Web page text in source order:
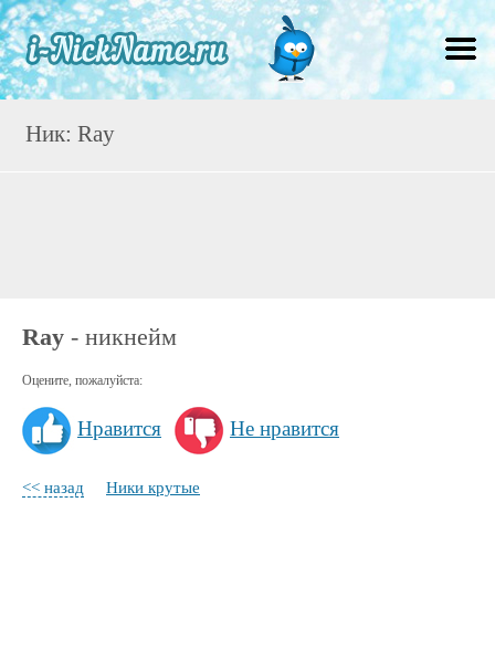
Ник: Ray
Ray - никнейм
Оцените, пожалуйста:
Нравится Не нравится
<< назад Ники крутые